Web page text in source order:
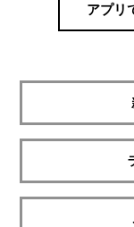
アプリ